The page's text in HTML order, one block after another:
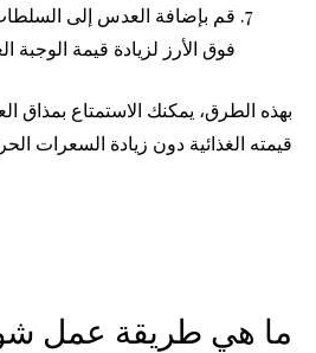
قم بإضافة العدس إلى
فوق الأرز لزيادة قيمة الوجبة
بهذه الطرق، يمكنك الاستمتاع بمذاق
قيمته الغذائية دون زيادة السعرات
ما هي طريقة عمل